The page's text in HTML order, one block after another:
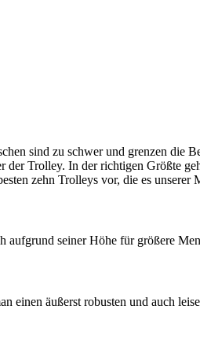
sind zu schwer und grenzen die
Trolley. In der richtigen Größte
zehn Trolleys vor, die es
seiner Höhe für größere
äußerst robusten und auch